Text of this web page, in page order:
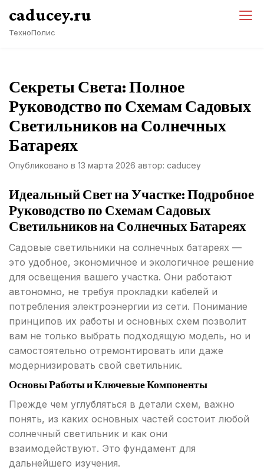
Перейти
содержимому
caducey.ru
ТехноПолис
Секреты Света: Полное
Руководство по Схемам Садовых
Светильников на Солнечных
Батареях
Опубликовано в 13 марта 2026 автор: caducey
Идеальный Свет на Участке: Подробное
Руководство по Схемам Садовых
Светильников на Солнечных Батареях
Садовые светильники на солнечных батареях —
это удобное, экономичное и экологичное решение
для освещения вашего участка. Они работают
автономно, не требуя прокладки кабелей и
потребления электроэнергии из сети. Понимание
принципов их работы и основных схем позволит
вам не только выбрать подходящую модель, но и
самостоятельно отремонтировать или даже
модернизировать свой светильник.
Основы Работы и Ключевые Компоненты
Прежде чем углубляться в детали схем, важно
понять, из каких основных частей состоит любой
солнечный светильник и как они
взаимодействуют. Это фундамент для
дальнейшего изучения.